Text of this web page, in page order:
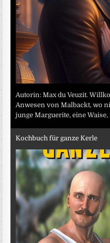
Autorin: Max du Veuzit.
Anwesen von Malbackt, wo
junge Marguerite, eine
Kochbuch für ganze Kerle